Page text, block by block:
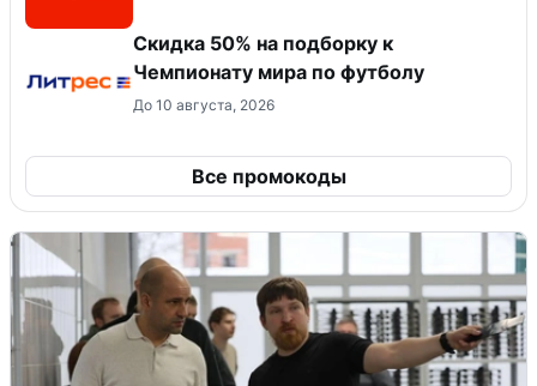
Скидка 50% на подборку к
Чемпионату мира по футболу
До 10 августа, 2026
Все промокоды